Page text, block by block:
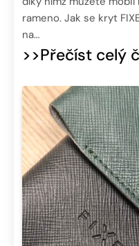
rameno. Jak se kryt
na…
>>Přečíst celý